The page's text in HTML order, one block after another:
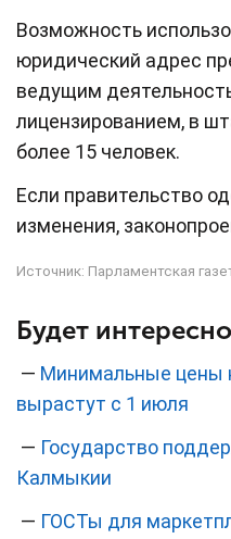
Возможность
юридический адрес
ведущим
лицензированием, в
более 15 человек.
Если правительство
изменения,
Источник: Парламентская
Будет
— Минимальные цены
вырастут с 1 июля
— Государство
Калмыкии
— ГОСТы для